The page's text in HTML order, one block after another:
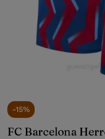
-15%
FC Barcelona